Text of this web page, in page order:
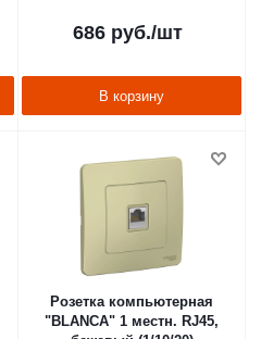
686 руб./шт
В корзину
Розетка компьютерная
"BLANCA" 1 местн. RJ45,